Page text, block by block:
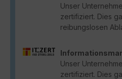
Unser
zertifiziert. Dies
reibungslosen
Unser
zertifiziert. Dies